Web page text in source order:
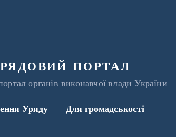
портал
органів виконавчої влади України
Уряду Для громадськості